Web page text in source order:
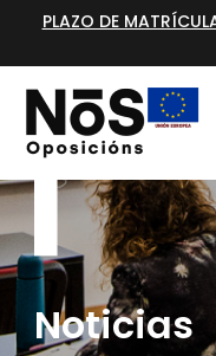
PLAZO DE
Noticias